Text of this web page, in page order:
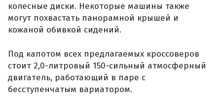
колесные диски. Некоторые машины также
могут похвастать панорамной крышей и
кожаной обивкой сидений.
Под капотом всех предлагаемых кроссоверов
стоит 2,0-литровый 150-сильный атмосферный
двигатель, работающий в паре с
бесступенчатым вариатором.